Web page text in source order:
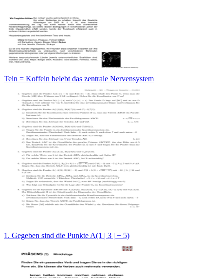
Tein = Koffein belebt das zentrale Nervensystem
1. Gegeben sind die Punkte A(1 | 3 | − 5)